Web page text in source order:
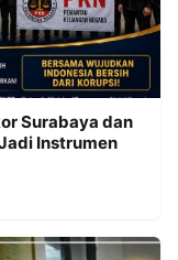
Surabaya dan
Instrumen